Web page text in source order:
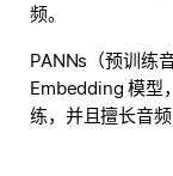
频。
PANNs（预训练
Embedding 模型
练，并且擅长音